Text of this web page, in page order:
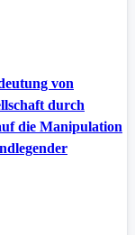
von
durch
die Manipulation